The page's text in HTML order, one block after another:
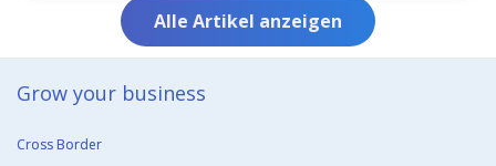
Alle Artikel anzeigen
Grow your business​
Cross Border